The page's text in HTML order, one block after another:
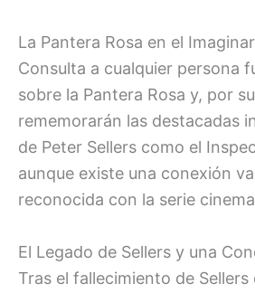
La Pantera Rosa en el
Consulta a cualquier persona
sobre la Pantera Rosa y, por
rememorarán las destacadas
de Peter Sellers como el
aunque existe una conexión
reconocida con la serie
El Legado de Sellers y una
Tras el fallecimiento de Sellers